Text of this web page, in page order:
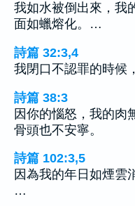
我如水被倒出來，我
面如蠟熔化。…
詩篇 32:3,4
我閉口不認罪的時候
詩篇 38:3
因你的惱怒，我的肉
骨頭也不安寧。
詩篇 102:3,5
因為我的年日如煙雲
…